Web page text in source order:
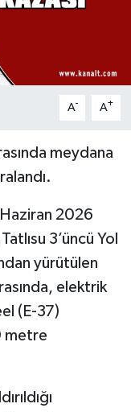
A- A+
meydana
2026
3’üncü Yol
yürütülen
elektrik
(E-37)
metre